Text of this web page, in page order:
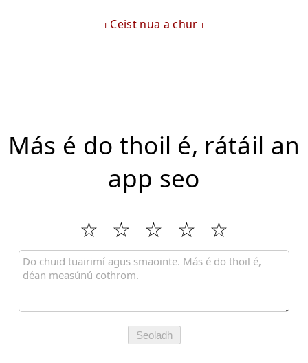
Ceist nua a chur
Más é do thoil é, rátáil an
app seo
Seoladh